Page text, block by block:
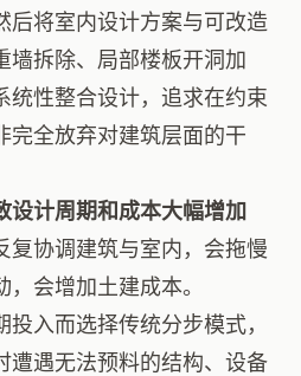
后将室内设计方案与可改造
墙拆除、局部楼板开洞加
统性整合设计，追求在约束
完全放弃对建筑层面的干
设计周期和成本大幅增加
复协调建筑与室内，会拖慢
会增加土建成本。
投入而选择传统分步模式，
遭遇无法预料的结构、设备